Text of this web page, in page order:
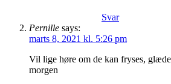
Svar
Pernille says:
marts 8, 2021 kl. 5:26 pm
Vil lige høre om de kan fryses,
morgen